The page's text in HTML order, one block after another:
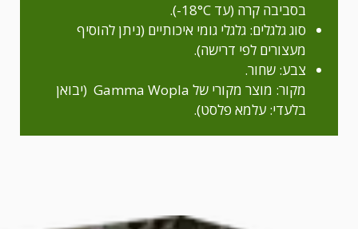
בסביבה קרה (עד 18°C-).
סוג גלגלים: גלגלי גומי איכותיים (ניתן להוסיף
מעצורים לפי דרישה).
צבע: שחור.
מקור: מוצר מקורי של Gamma Wopla (יבואן
בלעדי: עלמא פלסט).